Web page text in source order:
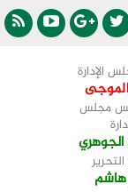
الإدارة
مجلس
هاشم